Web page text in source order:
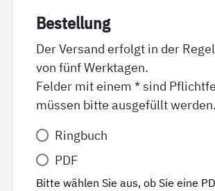
Be­stel­lung
Der Versand erfolgt in der
von fünf Werktagen.
Felder mit einem * sind
müssen bitte ausgefüllt werden.
Variante*
Ringbuch
PDF
Bitte wählen Sie aus, ob Sie eine